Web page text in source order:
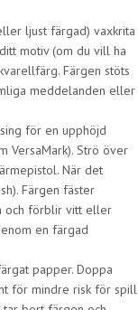
ljust färgad) vaxkrita
motiv (om du vill ha
Färgen stöts
meddelanden eller
för en upphöjd
VersaMark). Strö över
När det
Färgen fäster
och förblir vitt eller
en färgad
papper. Doppa
för mindre risk för spill